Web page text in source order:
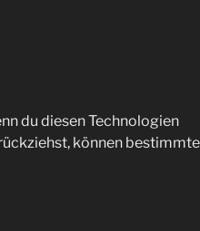
du diesen Technologien
können bestimmte